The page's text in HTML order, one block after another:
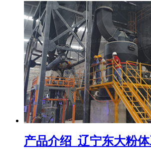
产品介绍_辽宁东大粉